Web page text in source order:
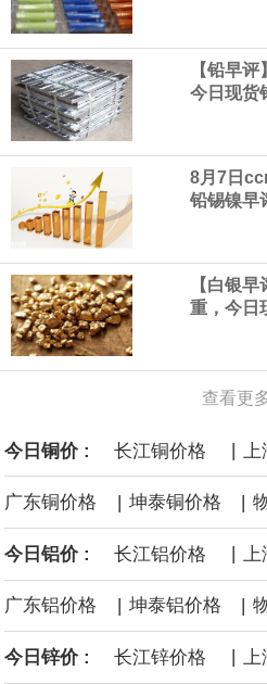
纽约期银突破64美元/盎司，
据报道，威刚近日在法说会
稳定的三大有利因素带动下
进一步扩大全年营运成果。
美国国会预算办公室（CBO
计划建造的15艘核动力“特
面战舰项目之一。 根据CBO
后续14艘平均每艘约180亿
黄金价格有望录得自今年1月
【铅早
今日现货
8月7日
铅锡镍早
【白银
重，今日
查看更
今日铜价 : 长江铜价格 |
广东铜价格 | 坤泰铜价格 |
今日铝价 : 长江铝价格
广东铝价格 | 坤泰铝价格 |
今日锌价 : 长江锌价格 上